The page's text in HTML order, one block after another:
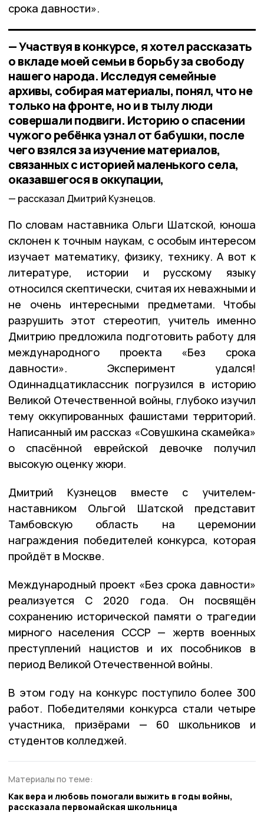
срока давности».
— Участвуя в конкурсе, я хотел рассказать
о вкладе моей семьи в борьбу за свободу
нашего народа. Исследуя семейные
архивы, собирая материалы, понял, что не
только на фронте, но и в тылу люди
совершали подвиги. Историю о спасении
чужого ребёнка узнал от бабушки, после
чего взялся за изучение материалов,
связанных с историей маленького села,
оказавшегося в оккупации,
рассказал Дмитрий Кузнецов.
По словам наставника Ольги Шатской, юноша
склонен к точным наукам, с особым интересом
изучает математику, физику, технику. А вот к
литературе, истории и русскому языку
относился скептически, считая их неважными и
не очень интересными предметами. Чтобы
разрушить этот стереотип, учитель именно
Дмитрию предложила подготовить работу для
международного проекта «Без срока
давности». Эксперимент удался!
Одиннадцатиклассник погрузился в историю
Великой Отечественной войны, глубоко изучил
тему оккупированных фашистами территорий.
Написанный им рассказ «Совушкина скамейка»
о спасённой еврейской девочке получил
высокую оценку жюри.
Дмитрий Кузнецов вместе с учителем-
наставником Ольгой Шатской представит
Тамбовскую область на церемонии
награждения победителей конкурса, которая
пройдёт в Москве.
Международный проект «Без срока давности»
реализуется С 2020 года. Он посвящён
сохранению исторической памяти о трагедии
мирного населения СССР — жертв военных
преступлений нацистов и их пособников в
период Великой Отечественной войны.
В этом году на конкурс поступило более 300
работ. Победителями конкурса стали четыре
участника, призёрами — 60 школьников и
студентов колледжей.
Материалы по теме:
Как вера и любовь помогали выжить в годы войны,
рассказала первомайская школьница